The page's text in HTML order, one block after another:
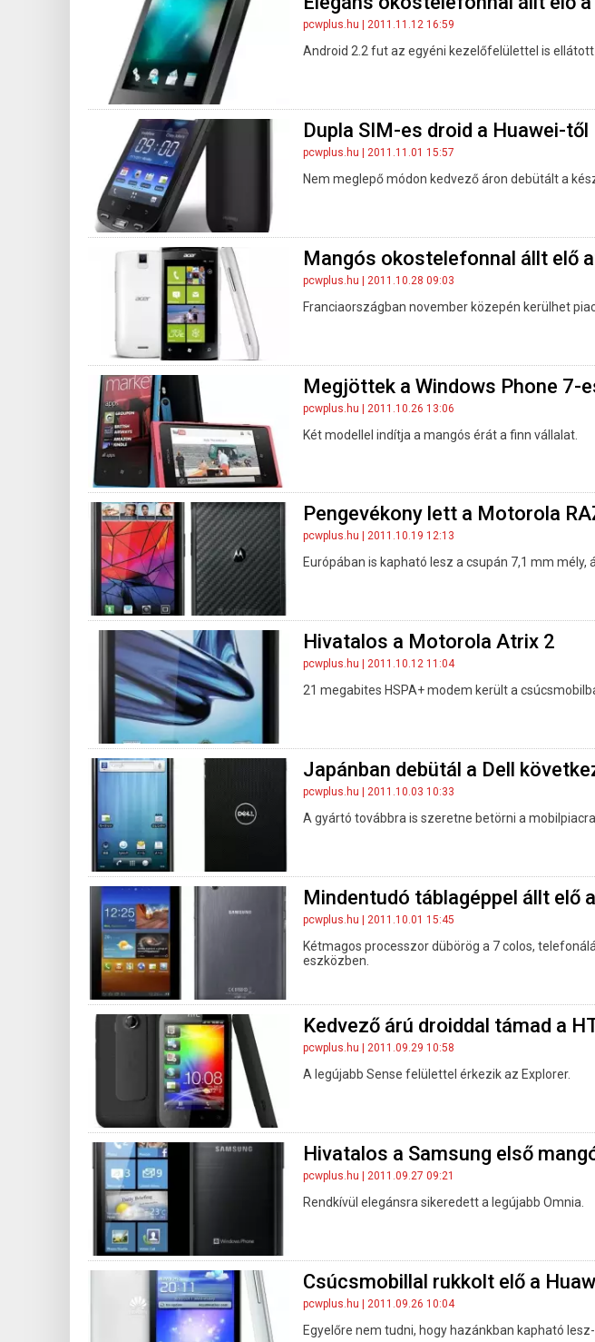
pcwplus.hu | 2011.11.12 16:59
Android 2.2 fut az egyéni kezelőfelülettel is ellátott
Dupla SIM-es droid a Huawei-től
pcwplus.hu | 2011.11.01 15:57
Nem meglepő módon kedvező áron debütált a
Mangós okostelefonnal állt elő
pcwplus.hu | 2011.10.28 09:03
Franciaországban november közepén kerülhet
Megjöttek a Windows Phone 7-
pcwplus.hu | 2011.10.26 13:06
Két modellel indítja a mangós érát a finn vállalat.
Pengevékony lett a Motorola
pcwplus.hu | 2011.10.19 12:13
Európában is kapható lesz a csupán 7,1 mm mély,
Hivatalos a Motorola Atrix 2
pcwplus.hu | 2011.10.12 11:04
21 megabites HSPA+ modem került a
Japánban debütál a Dell
pcwplus.hu | 2011.10.03 10:33
A gyártó továbbra is szeretne betörni a mobilpiacra.
Mindentudó táblagéppel állt elő
pcwplus.hu | 2011.10.01 15:45
Kétmagos processzor dübörög a 7 colos,
eszközben.
Kedvező árú droiddal támad a
pcwplus.hu | 2011.09.29 10:58
A legújabb Sense felülettel érkezik az Explorer.
Hivatalos a Samsung első
pcwplus.hu | 2011.09.27 09:21
Rendkívül elegánsra sikeredett a legújabb Omnia.
Csúcsmobillal rukkolt elő a
pcwplus.hu | 2011.09.26 10:04
Egyelőre nem tudni, hogy hazánkban kapható